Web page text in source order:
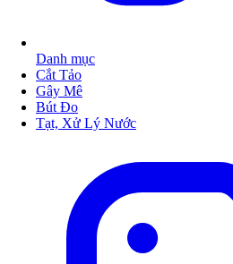
Danh mục
Cắt Tảo
Gây Mê
Bút Đo
Tạt, Xử Lý Nước